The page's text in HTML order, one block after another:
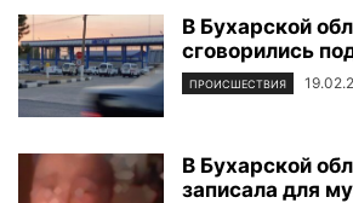
В Бухарской
сговорились
ПРОИСШЕСТВИЯ
В Бухарской
записала для